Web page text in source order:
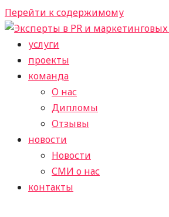
Перейти к содержимому
услуги
проекты
команда
О нас
Дипломы
Отзывы
новости
Новости
СМИ о нас
контакты